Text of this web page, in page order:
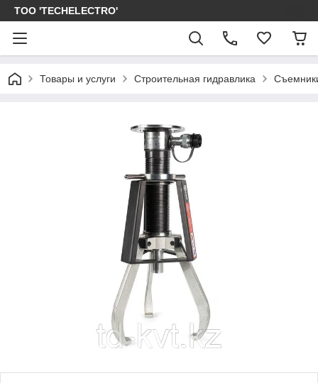
ТОО 'TECHELECTRO'
Товары и услуги Строительная гидравлика